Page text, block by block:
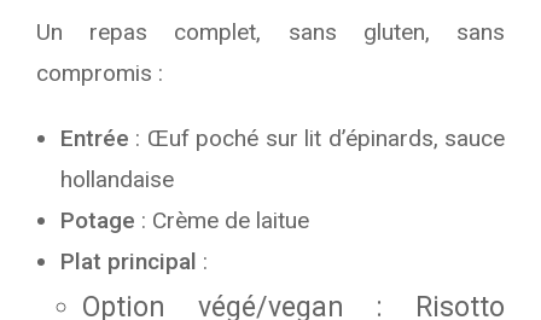
Un repas complet, sans gluten, sans
compromis :
Entrée : Œuf poché sur lit d’épinards, sauce
hollandaise
Potage : Crème de laitue
Plat principal :
Option végé/vegan : Risotto